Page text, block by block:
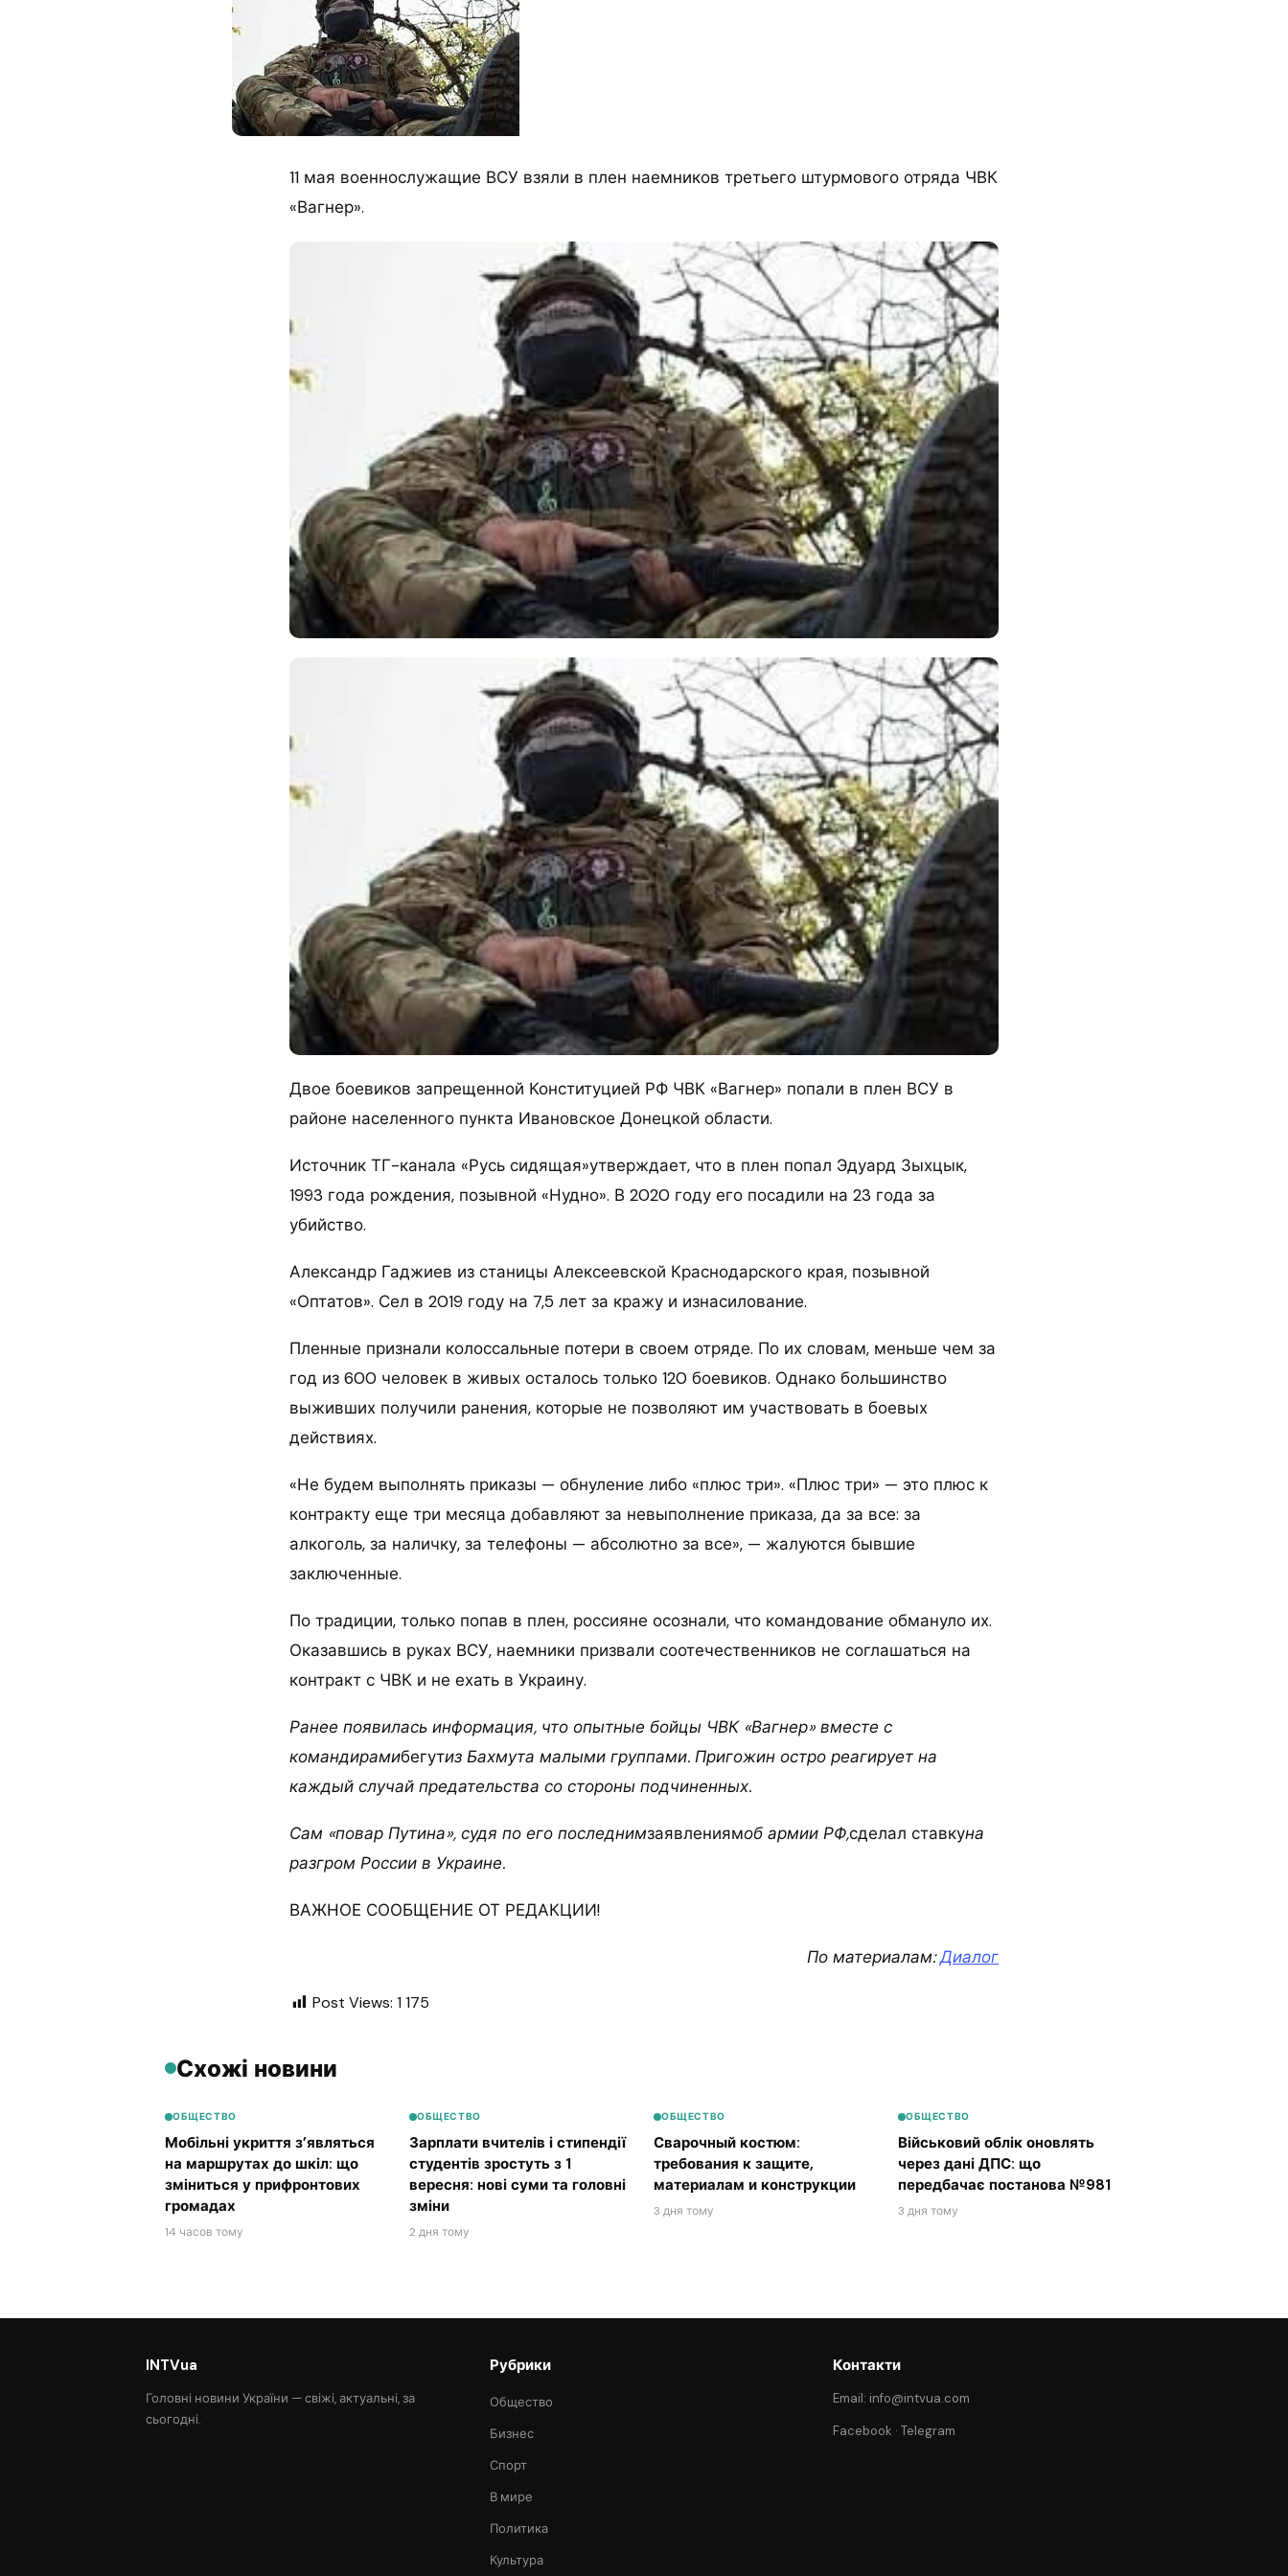
11 мая военнослужащие ВСУ взяли в плен наемников третьего штурмового отряда ЧВК
«Вагнер».
Двое боевиков запрещенной Конституцией РФ ЧВК «Вагнер» попали в плен ВСУ в
районе населенного пункта Ивановское Донецкой области.
Источник ТГ-канала «Русь сидящая»утверждает, что в плен попал Эдуард Зыхцык,
1993 года рождения, позывной «Нудно». В 2020 году его посадили на 23 года за
убийство.
Александр Гаджиев из станицы Алексеевской Краснодарского края, позывной
«Оптатов». Сел в 2019 году на 7,5 лет за кражу и изнасилование.
Пленные признали колоссальные потери в своем отряде. По их словам, меньше чем за
год из 600 человек в живых осталось только 120 боевиков. Однако большинство
выживших получили ранения, которые не позволяют им участвовать в боевых
действиях.
«Не будем выполнять приказы — обнуление либо «плюс три». «Плюс три» — это плюс к
контракту еще три месяца добавляют за невыполнение приказа, да за все: за
алкоголь, за наличку, за телефоны — абсолютно за все», — жалуются бывшие
заключенные.
По традиции, только попав в плен, россияне осознали, что командование обмануло их.
Оказавшись в руках ВСУ, наемники призвали соотечественников не соглашаться на
контракт с ЧВК и не ехать в Украину.
Ранее появилась информация, что опытные бойцы ЧВК «Вагнер» вместе с
командирамибегутиз Бахмута малыми группами. Пригожин остро реагирует на
каждый случай предательства со стороны подчиненных.
Сам «повар Путина», судя по его последнимзаявлениямоб армии РФ,сделал ставкуна
разгром России в Украине.
ВАЖНОЕ СООБЩЕНИЕ ОТ РЕДАКЦИИ!
По материалам:Диалог
Post Views: 1 175
Схожі новини
ОБЩЕСТВО
Мобільні укриття з’являться
на маршрутах до шкіл: що
зміниться у прифронтових
громадах
14 часов тому
ОБЩЕСТВО
Зарплати вчителів і стипендії
студентів зростуть з 1
вересня: нові суми та головні
зміни
2 дня тому
ОБЩЕСТВО
Сварочный костюм:
требования к защите,
материалам и конструкции
3 дня тому
ОБЩЕСТВО
Військовий облік оновлять
через дані ДПС: що
передбачає постанова №981
3 дня тому
INTVua
Головні новини України — свіжі, актуальні, за
сьогодні.
Рубрики
Общество
Бизнес
Спорт
В мире
Политика
Культура
Контакти
Email: info@intvua.com
Facebook ·Telegram